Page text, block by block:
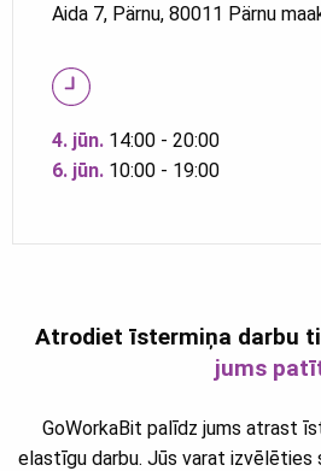
Aida 7, Pärnu, 80011 Pärnu
4. jūn. 14:00 - 20:00
6. jūn. 10:00 - 19:00
Atrodiet īstermiņa darbu
jums
GoWorkaBit palīdz jums atrast
elastīgu darbu. Jūs varat izvēlēties